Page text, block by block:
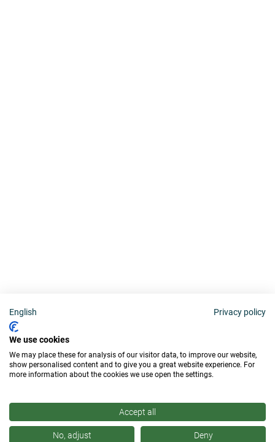
English Privacy policy
We use cookies
We may place these for analysis of our visitor data, to improve our website,
show personalised content and to give you a great website experience. For
more information about the cookies we use open the settings.
Accept all
No, adjust Deny